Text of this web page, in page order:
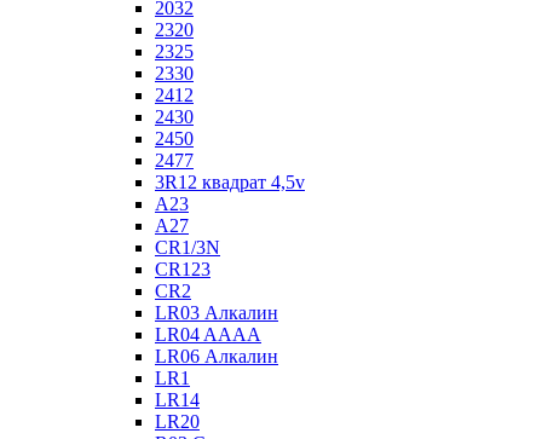
2032
2320
2325
2330
2412
2430
2450
2477
3R12 квадрат 4,5v
A23
A27
CR1/3N
CR123
CR2
LR03 Алкалин
LR04 AAAA
LR06 Алкалин
LR1
LR14
LR20